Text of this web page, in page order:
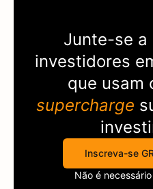
Junte-se a
investidores
que usam
supercharge
Inscreva-se
Não é